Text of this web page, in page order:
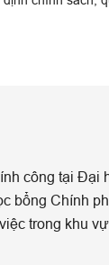
công tại Đại
bổng Chính
trong khu